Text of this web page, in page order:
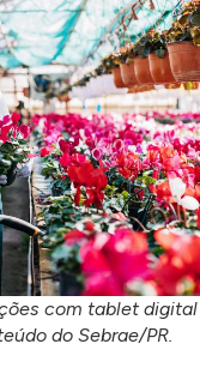
com tablet digital
do Sebrae/PR.